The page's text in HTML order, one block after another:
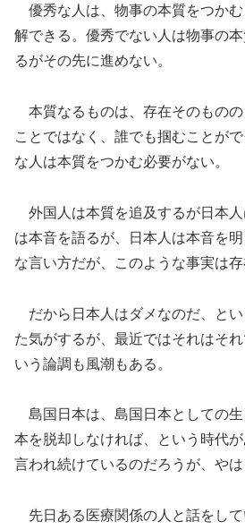
優秀な人は、物事の本質をつか
解できる。優秀でない人は物事の
るがその先に進めない。
本質なるものは、存在そのもの
ことではなく、誰でも掴むことが
な人は本質をつかむ必要がない。
外国人は本質を追及するが日本人
は本音を語るが、日本人は本音を
な言い方だが、このような事実は存
だから日本人はダメなのだ、と
た気がするが、最近ではそれはそ
いう論調も風潮もある。
島国日本は、島国日本としての生
本を脱却しなければ、という時代
言われ続けているのだろうが、やは
先日ある医療関係の人と話をし